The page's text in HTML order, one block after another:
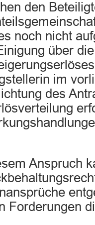
den
noch nicht
über
im
des
Anspruch
Forderungen